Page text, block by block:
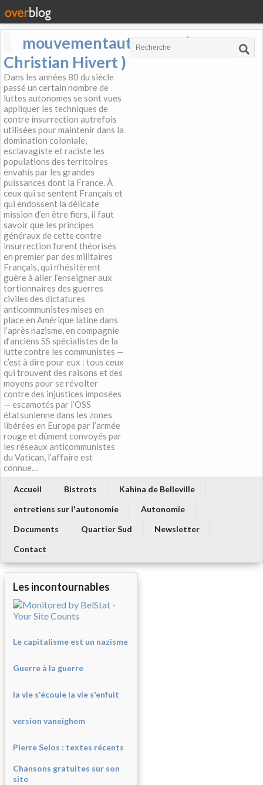
mouvementautonome (
Christian Hivert )
Dans les années 80 du siècle
passé un certain nombre de
luttes autonomes se sont vues
appliquer les techniques de
contre insurrection autrefois
utilisées pour maintenir dans la
domination coloniale,
esclavagiste et raciste les
populations des territoires
envahis par les grandes
puissances dont la France. À
ceux qui se sentent Français et
qui endossent la délicate
mission d’en être fiers, il faut
savoir que les principes
généraux de cette contre
insurrection furent théorisés
en premier par des militaires
Français, qui n’hésitèrent
guère à aller l’enseigner aux
tortionnaires des guerres
civiles des dictatures
anticommunistes mises en
place en Amérique latine dans
l’après nazisme, en compagnie
d’anciens SS spécialistes de la
lutte contre les communistes —
c’est à dire pour eux : tous ceux
qui trouvent des raisons et des
moyens pour se révolter
contre des injustices imposées
— escamotés par l’OSS
étatsunienne dans les zones
libérées en Europe par l’armée
rouge et dûment convoyés par
les réseaux anticommunistes
du Vatican, l’affaire est
connue…
Accueil Bistrots
Kahina de Belleville
entretiens sur l'autonomie
Autonomie
Documents
Quartier Sud
Newsletter
Contact
Les incontournables
Le capitalisme est un nazisme
Guerre à la guerre
la vie s'écoule la vie s'enfuit
version vaneighem
Pierre Selos : textes récents
Chansons gratuites sur son
site